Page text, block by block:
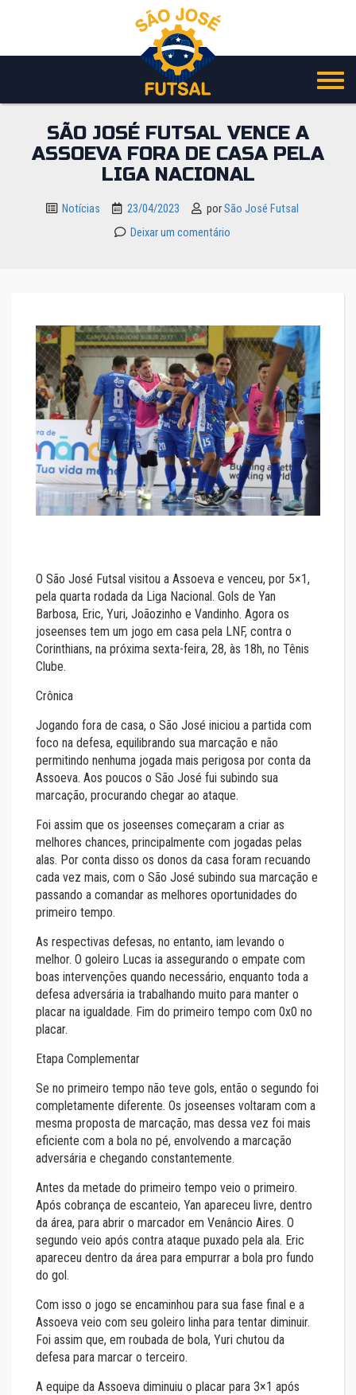
o
SÃO JOSÉ FUTSAL VENCE A
ASSOEVA FORA DE CASA PELA
LIGA NACIONAL
Notícias 23/04/2023 porSão José Futsal
Deixar um comentário
O São José Futsal visitou a Assoeva e venceu, por 5×1,
pela quarta rodada da Liga Nacional. Gols de Yan
Barbosa, Eric, Yuri, Joãozinho e Vandinho. Agora os
joseenses tem um jogo em casa pela LNF, contra o
Corinthians, na próxima sexta-feira, 28, às 18h, no Tênis
Clube.
Crônica
Jogando fora de casa, o São José iniciou a partida com
foco na defesa, equilibrando sua marcação e não
permitindo nenhuma jogada mais perigosa por conta da
Assoeva. Aos poucos o São José fui subindo sua
marcação, procurando chegar ao ataque.
Foi assim que os joseenses começaram a criar as
melhores chances, principalmente com jogadas pelas
alas. Por conta disso os donos da casa foram recuando
cada vez mais, com o São José subindo sua marcação e
passando a comandar as melhores oportunidades do
primeiro tempo.
As respectivas defesas, no entanto, iam levando o
melhor. O goleiro Lucas ia assegurando o empate com
boas intervenções quando necessário, enquanto toda a
defesa adversária ia trabalhando muito para manter o
placar na igualdade. Fim do primeiro tempo com 0x0 no
placar.
Etapa Complementar
Se no primeiro tempo não teve gols, então o segundo foi
completamente diferente. Os joseenses voltaram com a
mesma proposta de marcação, mas dessa vez foi mais
eficiente com a bola no pé, envolvendo a marcação
adversária e chegando constantemente.
Antes da metade do primeiro tempo veio o primeiro.
Após cobrança de escanteio, Yan apareceu livre, dentro
da área, para abrir o marcador em Venâncio Aires. O
segundo veio após contra ataque puxado pela ala. Eric
apareceu dentro da área para empurrar a bola pro fundo
do gol.
Com isso o jogo se encaminhou para sua fase final e a
Assoeva veio com seu goleiro linha para tentar diminuir.
Foi assim que, em roubada de bola, Yuri chutou da
defesa para marcar o terceiro.
A equipe da Assoeva diminuiu o placar para 3×1 após